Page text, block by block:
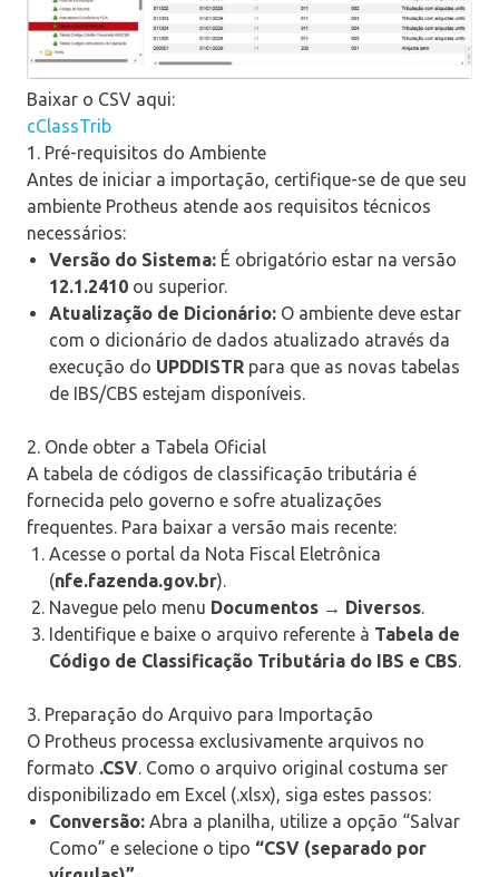
Baixar o CSV aqui:
cClassTrib
1. Pré-requisitos do Ambiente
Antes de iniciar a importação, certifique-se de que seu
ambiente Protheus atende aos requisitos técnicos
necessários:
Versão do Sistema: É obrigatório estar na versão
12.1.2410 ou superior.
Atualização de Dicionário: O ambiente deve estar
com o dicionário de dados atualizado através da
execução do UPDDISTR para que as novas tabelas
de IBS/CBS estejam disponíveis.
2. Onde obter a Tabela Oficial
A tabela de códigos de classificação tributária é
fornecida pelo governo e sofre atualizações
frequentes. Para baixar a versão mais recente:
Acesse o portal da Nota Fiscal Eletrônica
(nfe.fazenda.gov.br).
Navegue pelo menu Documentos → Diversos.
Identifique e baixe o arquivo referente à Tabela de
Código de Classificação Tributária do IBS e CBS.
3. Preparação do Arquivo para Importação
O Protheus processa exclusivamente arquivos no
formato .CSV. Como o arquivo original costuma ser
disponibilizado em Excel (.xlsx), siga estes passos:
Conversão: Abra a planilha, utilize a opção “Salvar
Como” e selecione o tipo “CSV (separado por